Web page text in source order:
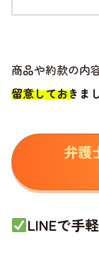
商品や約款の内
留意しておきま
弁護
LINEで手